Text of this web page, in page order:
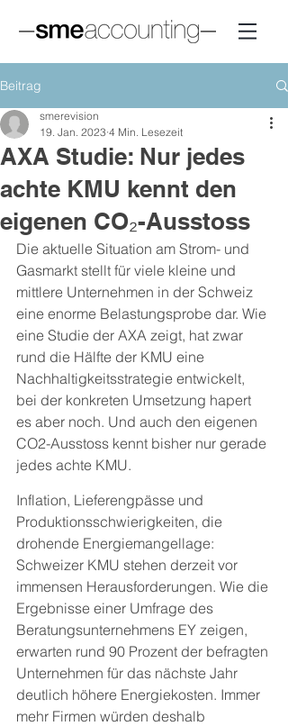
Beitrag
AXA Studie: Nur jedes
achte KMU kennt den
eigenen CO₂-Ausstoss
smerevision
19. Jan. 2023 4 Min. Lesezeit
Die aktuelle Situation am Strom- und
Gasmarkt stellt für viele kleine und
mittlere Unternehmen in der Schweiz
eine enorme Belastungsprobe dar. Wie
eine Studie der AXA zeigt, hat zwar
rund die Hälfte der KMU eine
Nachhaltigkeitsstrategie entwickelt,
bei der konkreten Umsetzung hapert
es aber noch. Und auch den eigenen
CO2-Ausstoss kennt bisher nur gerade
jedes achte KMU.
Inflation, Lieferengpässe und
Produktionsschwierigkeiten, die
drohende Energiemangellage:
Schweizer KMU stehen derzeit vor
immensen Herausforderungen. Wie die
Ergebnisse einer Umfrage des
Beratungsunternehmens EY zeigen,
erwarten rund 90 Prozent der befragten
Unternehmen für das nächste Jahr
deutlich höhere Energiekosten. Immer
mehr Firmen würden deshalb